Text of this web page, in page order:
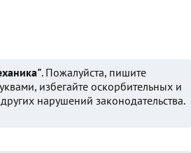
. Пожалуйста, пишите
избегайте оскорбительных и
нарушений законодательства.